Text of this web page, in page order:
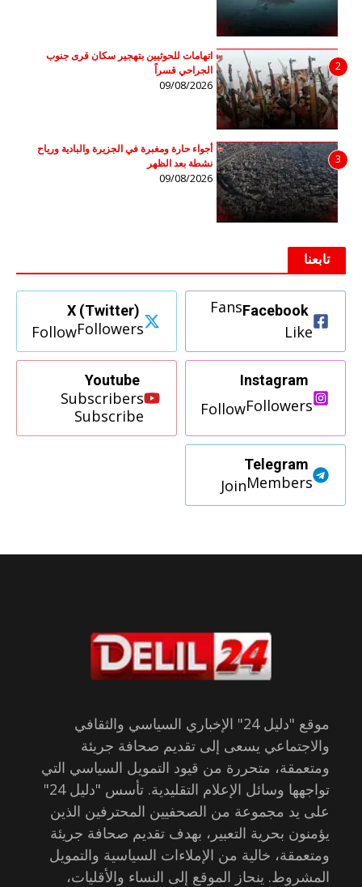
2
اتهامات للحوثيين بتهجير سكان قرى جنوب
الجراحي قسراً
09/08/2026
3
أجواء حارة ومغبرة في الجزيرة والبادية ورياح
نشطة بعد الظهر
09/08/2026
تابعنا
Facebook
Fans
Like
X (Twitter)
Followers
Follow
Instagram
Followers
Follow
Youtube
Subscribers
Subscribe
Telegram
Members
Join
موقع "دليل 24" الإخباري السياسي والثقافي
والاجتماعي يسعى إلى تقديم صحافة جريئة
ومتعمقة، متحررة من قيود التمويل السياسي التي
تواجهها وسائل الإعلام التقليدية. تأسس "دليل 24"
على يد مجموعة من الصحفيين المحترفين الذين
يؤمنون بحرية التعبير، بهدف تقديم صحافة جريئة
ومتعمقة، خالية من الإملاءات السياسية والتمويل
المشروط. ينحاز الموقع إلى النساء والأقليات،